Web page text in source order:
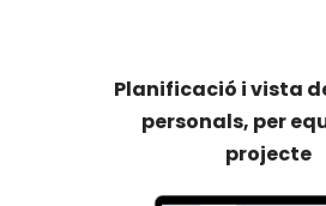
Planificació i vista
personals, per
projecte